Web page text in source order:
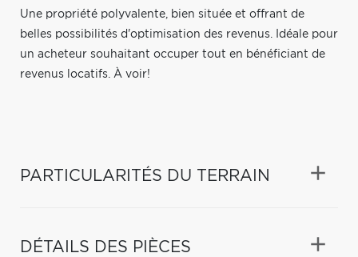
Une propriété polyvalente, bien située et offrant de
belles possibilités d'optimisation des revenus. Idéale pour
un acheteur souhaitant occuper tout en bénéficiant de
revenus locatifs. À voir!
PARTICULARITÉS DU TERRAIN
DÉTAILS DES PIÈCES